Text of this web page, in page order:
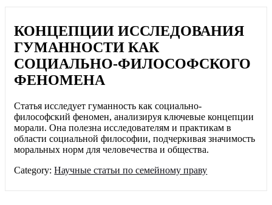
КОНЦЕПЦИИ ИССЛЕДОВАНИЯ
ГУМАННОСТИ КАК
СОЦИАЛЬНО-ФИЛОСОФСКОГО
ФЕНОМЕНА
Статья исследует гуманность как социально-
философский феномен, анализируя ключевые концепции
морали. Она полезна исследователям и практикам в
области социальной философии, подчеркивая значимость
моральных норм для человечества и общества.
Category:Научные статьи по семейному праву